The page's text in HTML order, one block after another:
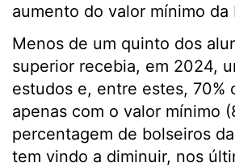
aumento do valor mínimo da
Menos de um quinto dos
superior recebia, em 2024,
estudos e, entre estes, 70%
apenas com o valor mínimo
percentagem de bolseiros
tem vindo a diminuir, nos